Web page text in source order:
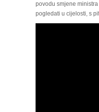
povodu smjene
pogledati u cijelosti, s